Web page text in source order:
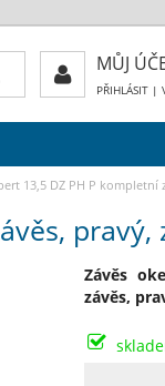
13,5 DZ PH P kompletní
pravý,
Závěs
závěs,
MŮJ
PŘIHLÁSIT|